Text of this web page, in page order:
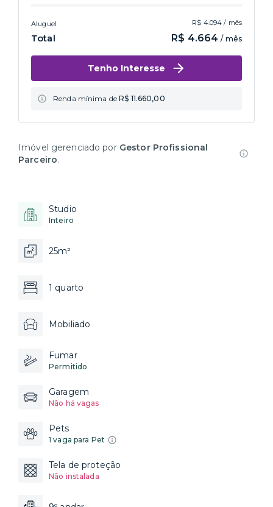
Aluguel R$ 4.094 / mês
Total R$ 4.664/ mês
Tenho Interesse
Renda mínima deR$ 11.660,00
Imóvel gerenciado por Gestor Profissional
Parceiro.
Studio
Inteiro
25m²
1 quarto
Mobiliado
Fumar
Permitido
Garagem
Não há vagas
Pets
1 vaga para Pet
Tela de proteção
Não instalada